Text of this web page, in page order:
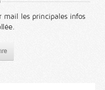
mail les principales infos